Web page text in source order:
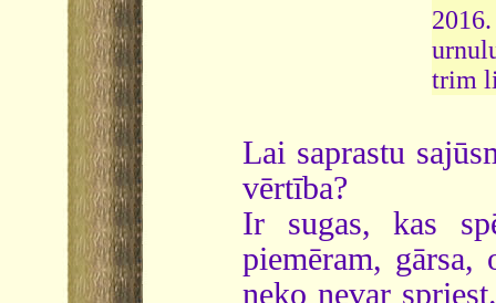
trim
Lai saprastu
vērtība?
Ir sugas, kas
piemēram, gārsa,
neko nevar